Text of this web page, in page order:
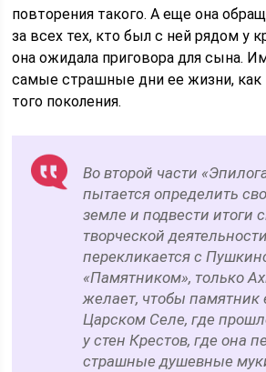
повторения такого. А еще она
за всех тех, кто был с ней рядом у
она ожидала приговора для сына.
самые страшные дни ее жизни,
того поколения.
Во второй части
пытается определить
земле и подвести итоги
творческой
перекликается с
«Памятником», только
желает, чтобы памятник
Царском Селе, где
у стен Крестов, где она
страшные душевные